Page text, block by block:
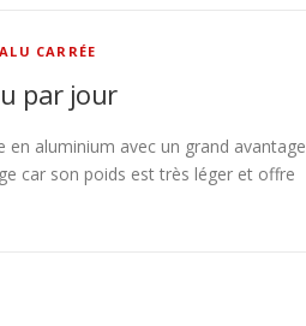
CARRÉE
par jour
aluminium avec un grand avantage
car son poids est très léger et offre